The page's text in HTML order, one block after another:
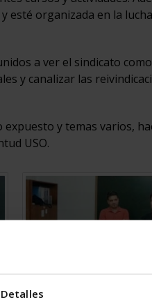
Detalles
esté organizada en la
a ver el sindicato
y canalizar las
y temas varios,
USO.